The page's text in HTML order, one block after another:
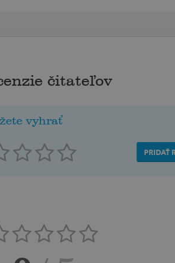
čitateľov
vyhrať
PRIDAŤ